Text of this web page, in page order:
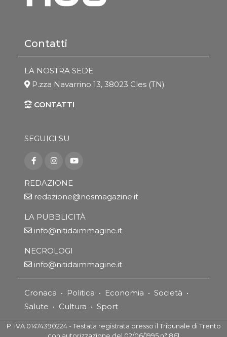
Contatti
LA NOSTRA SEDE
P.zza Navarrino 13, 38023 Cles (TN)
CONTATTI
SEGUICI SU
REDAZIONE
redazione@nosmagazine.it
LA PUBBLICITÀ
info@nitidaimmagine.it
NECROLOGI
info@nitidaimmagine.it
Cronaca • Politica • Economia • Società •
Salute • Cultura • Sport
P. IVA 01474390224 - Testata registrata presso il Tribunale di Trento